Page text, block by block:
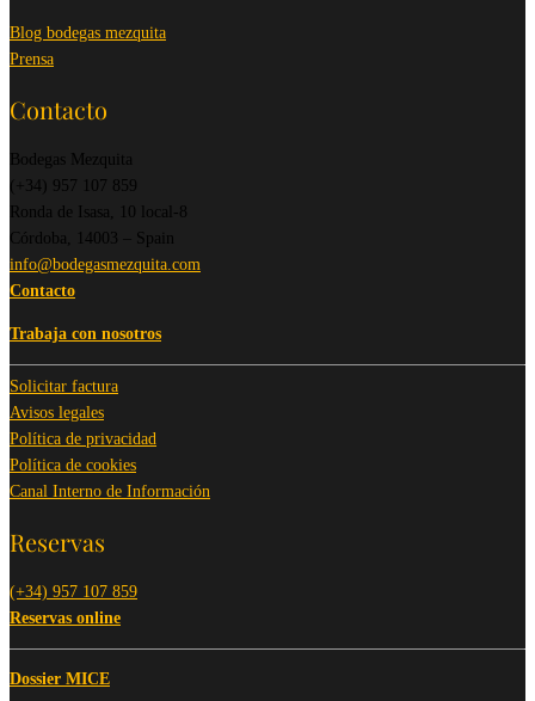
Blog bodegas mezquita
Prensa
Contacto
Bodegas Mezquita
(+34) 957 107 859
Ronda de Isasa, 10 local-8
Córdoba, 14003 – Spain
info@bodegasmezquita.com
Contacto
Trabaja con nosotros
Solicitar factura
Avisos legales
Política de privacidad
Política de cookies
Canal Interno de Información
Reservas
(+34) 957 107 859
Reservas online
Dossier MICE